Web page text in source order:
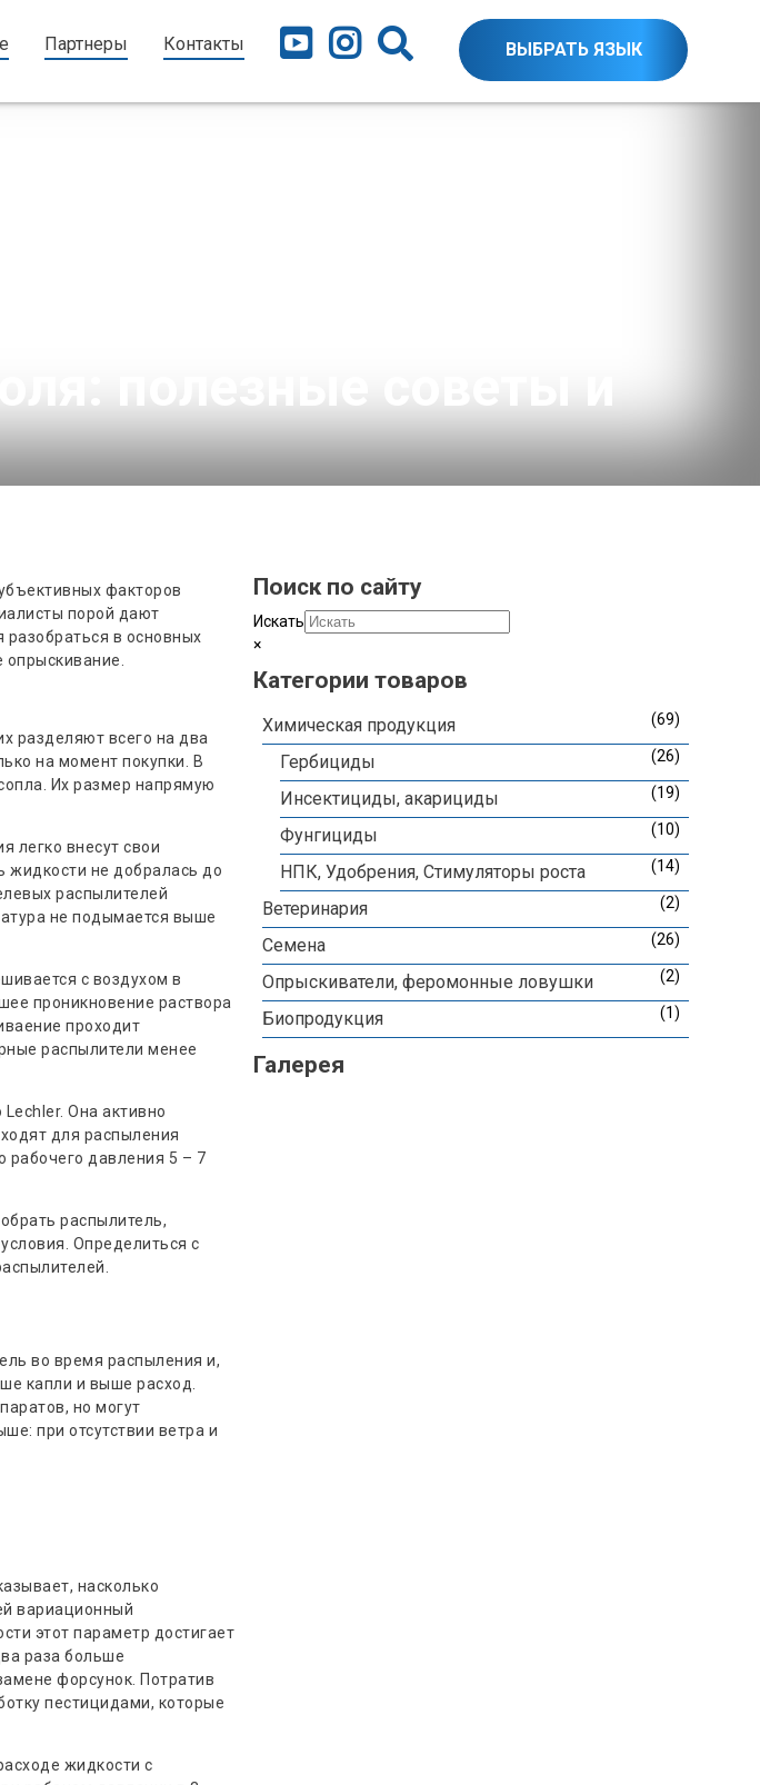
Партнеры Контакты ВЫБРАТЬ ЯЗЫК
полезные советы и
факторов
порой дают
разобраться в основных
разделяют всего на два
на момент покупки. В
Их размер напрямую
легко внесут свои
жидкости не добралась до
распылителей
не подымается выше
с воздухом в
проникновение раствора
проходит
распылители менее
Она активно
для распыления
рабочего давления 5 – 7
распылитель,
Определиться с
во время распыления и,
капли и выше расход.
но могут
при отсутствии ветра и
насколько
вариационный
этот параметр достигает
раза больше
форсунок. Потратив
пестицидами, которые
жидкости с
Поиск по сайту
Искать
×
Категории товаров
Химическая продукция (69)
Гербициды (26)
Инсектициды, акарициды (19)
Фунгициды (10)
НПК, Удобрения, Стимуляторы роста (14)
Ветеринария (2)
Семена (26)
Опрыскиватели, феромонные ловушки (2)
Биопродукция (1)
Галерея